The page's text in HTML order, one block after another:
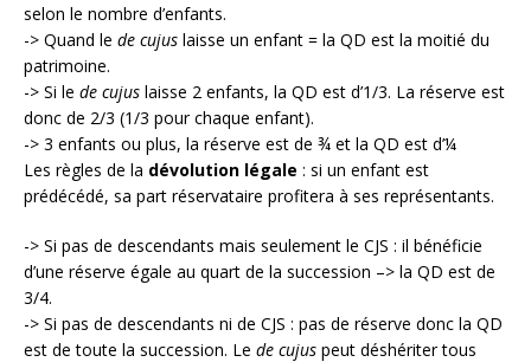
selon le nombre d’enfants.
-> Quand le de cujus laisse un enfant = la QD est la moitié du
patrimoine.
-> Si le de cujus laisse 2 enfants, la QD est d’1/3. La réserve est
donc de 2/3 (1/3 pour chaque enfant).
-> 3 enfants ou plus, la réserve est de ¾ et la QD est d’¼
Les règles de la dévolution légale : si un enfant est
prédécédé, sa part réservataire profitera à ses représentants.
-> Si pas de descendants mais seulement le CJS : il bénéficie
d’une réserve égale au quart de la succession –> la QD est de
3/4.
-> Si pas de descendants ni de CJS : pas de réserve donc la QD
est de toute la succession. Le de cujus peut déshériter tous